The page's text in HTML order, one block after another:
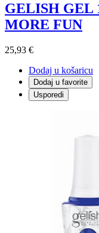
GELISH GEL
MORE FUN
25,93 €
Dodaj u košaricu
Dodaj u favorite
Usporedi